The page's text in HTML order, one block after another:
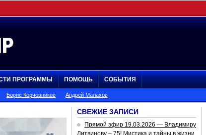
ПРОГРАММЫ ПОМОЩЬ СОБЫТИЯ
Борис Корчевников Андрей Малахов
СВЕЖИЕ ЗАПИСИ
Прямой эфир 19.03.2026 — Владимиру
Литвинову – 75! Мистика и тайны в жизни